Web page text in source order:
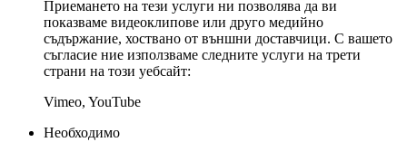
Приемането на тези услуги ни позволява да ви
показваме видеоклипове или друго медийно
съдържание, хоствано от външни доставчици. С вашето
съгласие ние използваме следните услуги на трети
страни на този уебсайт:
Vimeo, YouTube
Необходимо